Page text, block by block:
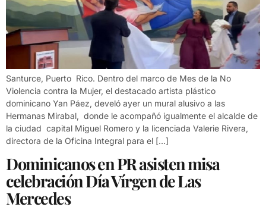
Santurce, Puerto Rico. Dentro del marco de Mes de la No
Violencia contra la Mujer, el destacado artista plástico
dominicano Yan Páez, develó ayer un mural alusivo a las
Hermanas Mirabal, donde le acompañó igualmente el alcalde de
la ciudad capital Miguel Romero y la licenciada Valerie Rivera,
directora de la Oficina Integral para el […]
Dominicanos en PR asisten misa
celebración Día Vírgen de Las
Mercedes